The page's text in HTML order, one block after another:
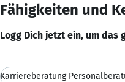
Fähigkeiten und
Logg Dich jetzt ein, um das